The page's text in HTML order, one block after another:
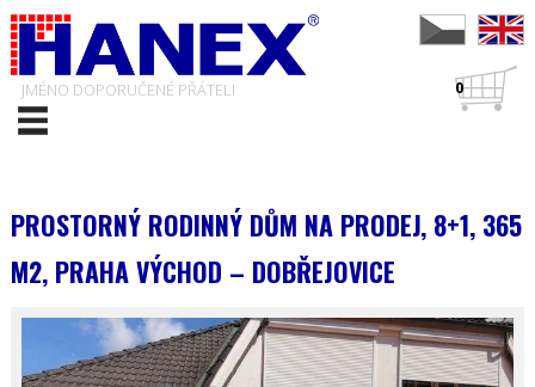
JMÉNO DOPORUČENÉ PŘÁTELI 0
PROSTORNÝ RODINNÝ DŮM NA PRODEJ, 8+1, 365
M2, PRAHA VÝCHOD – DOBŘEJOVICE